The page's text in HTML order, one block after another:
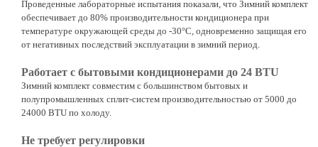
Проведенные лабораторные испытания показали, что Зимний комплект
обеспечивает до 80% производительности кондиционера при
температуре окружающей среды до -30°С, одновременно защищая его
от негативных последствий эксплуатации в зимний период.
Работает с бытовыми кондиционерами до 24 BTU
Зимний комплект совместим с большинством бытовых и
полупромышленных сплит-систем производительностью от 5000 до
24000 BTU по холоду.
Не требует регулировки